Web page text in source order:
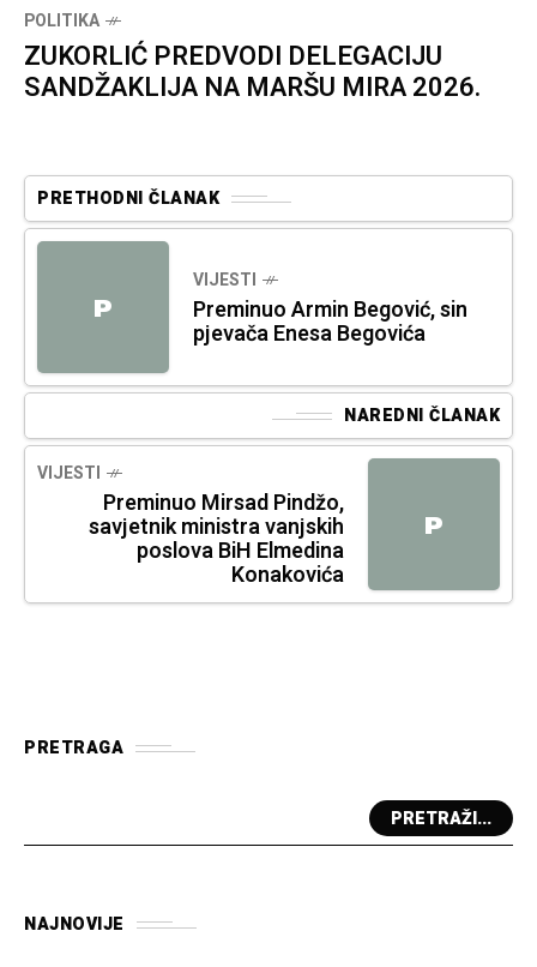
POLITIKA
ZUKORLIĆ PREDVODI DELEGACIJU
SANDŽAKLIJA NA MARŠU MIRA 2026.
PRETHODNI ČLANAK
P
VIJESTI
Preminuo Armin Begović, sin
pjevača Enesa Begovića
NAREDNI ČLANAK
P
VIJESTI
Preminuo Mirsad Pindžo,
savjetnik ministra vanjskih
poslova BiH Elmedina
Konakovića
PRETRAGA
PRETRAŽI...
NAJNOVIJE